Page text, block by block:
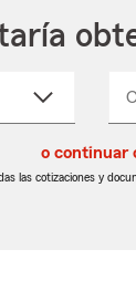
o continuar
las cotizaciones y